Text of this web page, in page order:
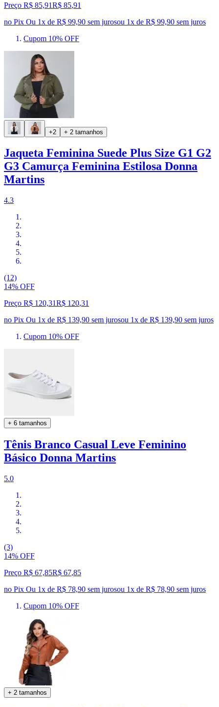
Preço R$ 85,91R$ 85,91
no Pix Ou 1x de R$ 99,90 sem jurosou 1x de R$ 99,90 sem juros
Cupom 10% OFF
+2 + 2 tamanhos
Jaqueta Feminina Suede Plus Size G1 G2
G3 Camurça Feminina Estilosa Donna
Martins
4.3
(12)
14% OFF
Preço R$ 120,31R$ 120,31
no Pix Ou 1x de R$ 139,90 sem jurosou 1x de R$ 139,90 sem juros
Cupom 10% OFF
+ 6 tamanhos
Tênis Branco Casual Leve Feminino
Básico Donna Martins
5.0
(3)
14% OFF
Preço R$ 67,85R$ 67,85
no Pix Ou 1x de R$ 78,90 sem jurosou 1x de R$ 78,90 sem juros
Cupom 10% OFF
+ 2 tamanhos